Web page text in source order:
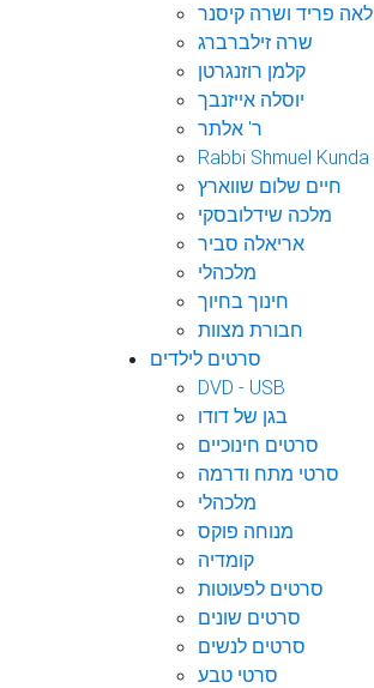
לאה פריד ושרה קיסנר
שרה זילברברג
קלמן רוזנגרטן
יוסלה אייזנבך
ר' אלתר
Rabbi Shmuel Kunda
חיים שלום שווארץ
מלכה שידלובסקי
אריאלה סביר
מלכהלי
חינוך בחיוך
חבורת מצוות
סרטים לילדים
DVD - USB
בגן של דודו
סרטים חינוכיים
סרטי מתח ודרמה
מלכהלי
מנוחה פוקס
קומדיה
סרטים לפעוטות
סרטים שונים
סרטים לנשים
סרטי טבע